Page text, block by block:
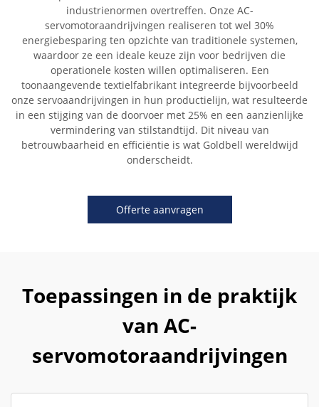
industrienormen overtreffen. Onze AC-
servomotoraandrijvingen realiseren tot wel 30%
energiebesparing ten opzichte van traditionele systemen,
waardoor ze een ideale keuze zijn voor bedrijven die
operationele kosten willen optimaliseren. Een
toonaangevende textielfabrikant integreerde bijvoorbeeld
onze servoaandrijvingen in hun productielijn, wat resulteerde
in een stijging van de doorvoer met 25% en een aanzienlijke
vermindering van stilstandtijd. Dit niveau van
betrouwbaarheid en efficiëntie is wat Goldbell wereldwijd
onderscheidt.
Offerte aanvragen
Toepassingen in de praktijk
van AC-
servomotoraandrijvingen